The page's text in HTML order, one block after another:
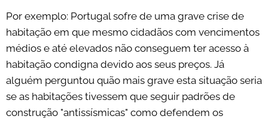
Por exemplo: Portugal sofre de uma grave crise de
habitação em que mesmo cidadãos com vencimentos
médios e até elevados não conseguem ter acesso à
habitação condigna devido aos seus preços. Já
alguém perguntou quão mais grave esta situação seria
se as habitações tivessem que seguir padrões de
construção "antissísmicas" como defendem os